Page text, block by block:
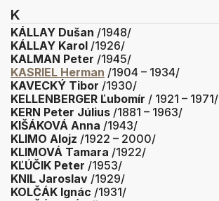
K
KÁLLAY Dušan /1948/
KÁLLAY Karol /1926/
KALMAN Peter /1945/
KASRIEL Herman /1904 – 1934/
KAVECKÝ Tibor /1930/
KELLENBERGER Ľubomír / 1921 – 1971/
KERN Peter Július /1881 – 1963/
KIŠÁKOVÁ Anna /1943/
KLIMO Alojz /1922 – 2000/
KLIMOVÁ Tamara /1922/
KĽÚČIK Peter /1953/
KNIL Jaroslav /1929/
KOLČÁK Ignác /1931/